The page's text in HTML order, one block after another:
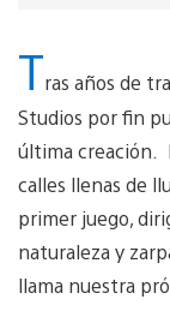
Tras años de
Studios por fin
última creación.
calles llenas de
primer juego,
naturaleza y
llama nuestra